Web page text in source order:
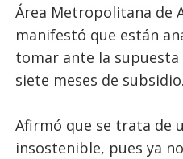
Área Metropolitana de
manifestó que están
tomar ante la supuesta
siete meses de subsidio.
Afirmó que se trata de
insostenible, pues ya